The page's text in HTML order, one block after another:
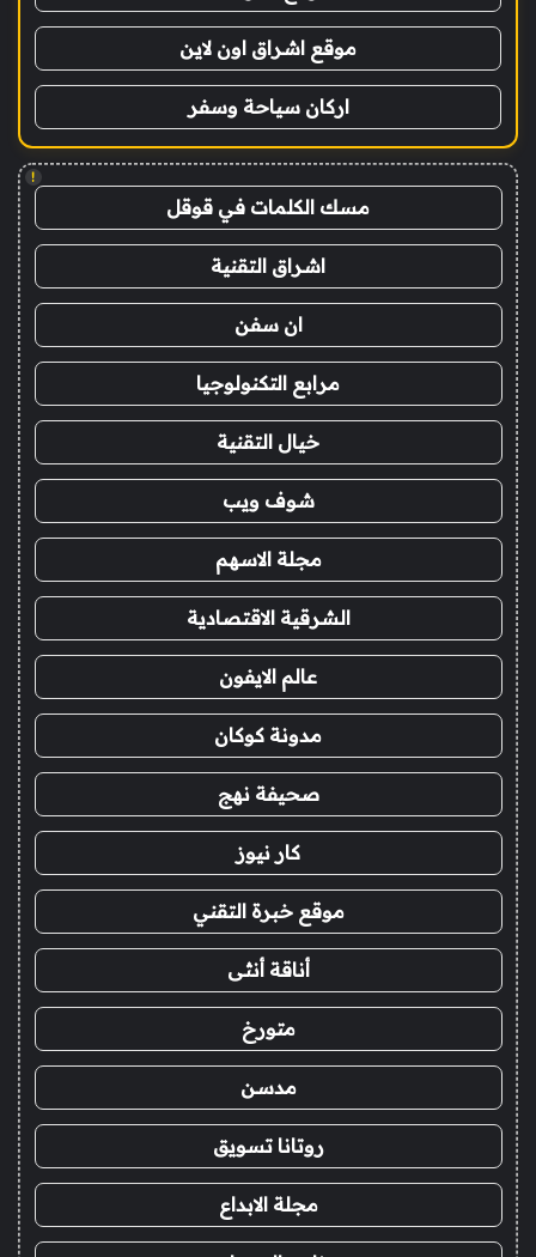
موقع اشراق اون لاين
اركان سياحة وسفر
!
مسك الكلمات في قوقل
اشراق التقنية
ان سفن
مرابع التكنولوجيا
خيال التقنية
شوف ويب
مجلة الاسهم
الشرقية الاقتصادية
عالم الايفون
مدونة كوكان
صحيفة نهج
كار نيوز
موقع خبرة التقني
أناقة أنثى
متورخ
مدسن
روتانا تسويق
مجلة الابداع